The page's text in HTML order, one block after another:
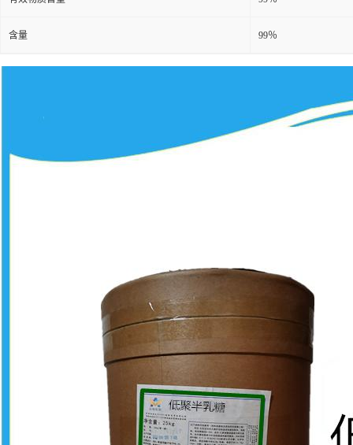
含量 99％